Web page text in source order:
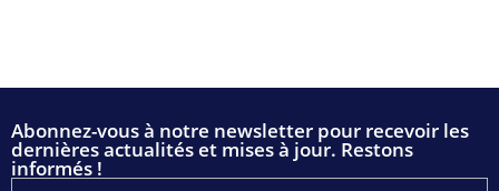
Abonnez-vous à notre newsletter pour recevoir les
dernières actualités et mises à jour. Restons
informés !